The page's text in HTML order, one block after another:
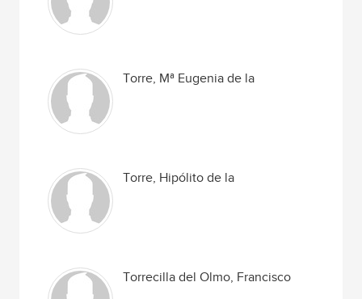
Torre, Mª Eugenia de la
Torre, Hipólito de la
Torrecilla del Olmo, Francisco